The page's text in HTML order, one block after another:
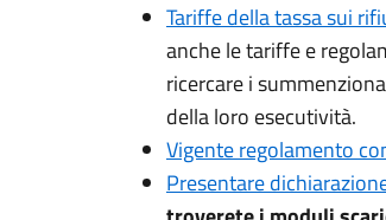
Tariffe della tassa sui
anche le tariffe e
ricercare i
della loro esecutività.
Vigente regolamento
Presentare